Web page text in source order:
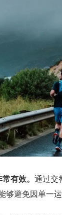
常有效。通过交
够避免因单一